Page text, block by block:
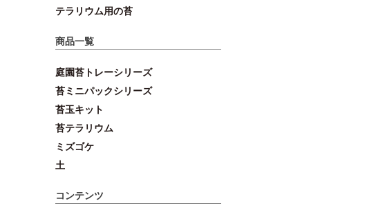
テラリウム用の苔
商品一覧
庭園苔トレーシリーズ
苔ミニパックシリーズ
苔玉キット
苔テラリウム
ミズゴケ
土
コンテンツ